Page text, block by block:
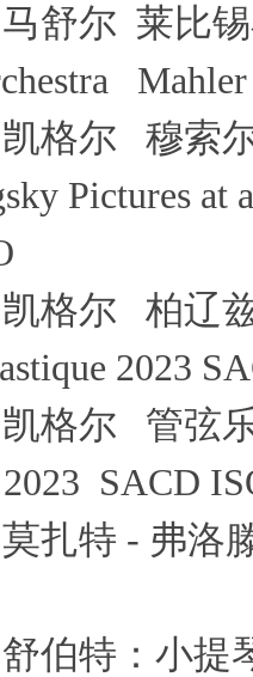
马舒尔 莱比
凯格尔 穆索
Pictures
凯格尔 柏辽
2023
凯格尔 管弦
SACD
莫扎特 - 弗洛
舒伯特：小